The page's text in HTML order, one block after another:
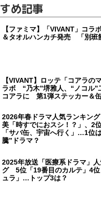
め記事
【ファミマ】「VIVANT」コ
＆タオルハンカチ発売 「別班
【VIVANT】ロッテ「コアラの
ラボ “乃木”堺雅人、“ノコル”
コアラに 第1弾ステッカー＆
2026年春ドラマ人気ランキン
美「時すでにおスシ！？」、2
「サバ缶、宇宙へ行く」…1位
騰”ドラマ？
2025年放送「医療系ドラマ」
グ 5位「19番目のカルテ」4位
ュラ」…トップ3は？